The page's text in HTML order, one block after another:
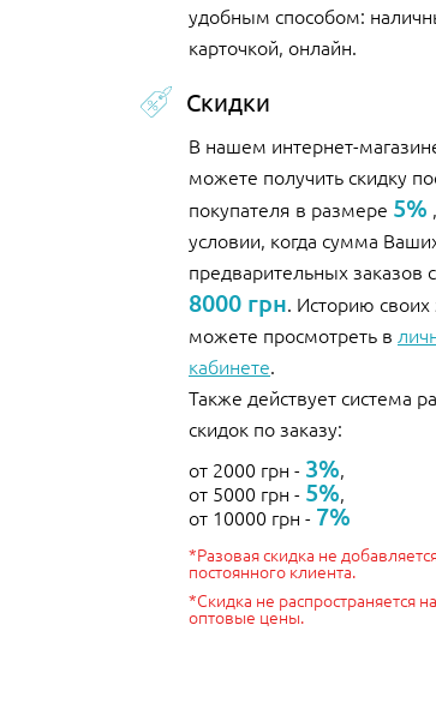
удобным способом:
карточкой, онлайн.
Скидки
В нашем интернет-
можете получить скидку
покупателя в размере 5%
условии, когда сумма
предварительных заказов
8000 грн. Историю
можете просмотреть в
кабинете.
Также действует система
скидок по заказу:
от 2000 грн - 3%,
от 5000 грн - 5%,
от 10000 грн - 7%
*Разовая скидка не
постоянного клиента.
*Скидка не распространяется
оптовые цены.